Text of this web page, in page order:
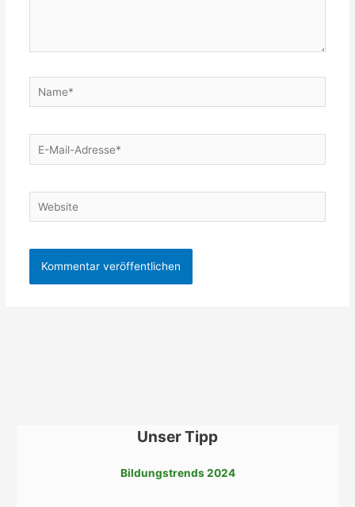
Name*
E-
Mail-
Website
Unser Tipp
Bildungstrends 2024